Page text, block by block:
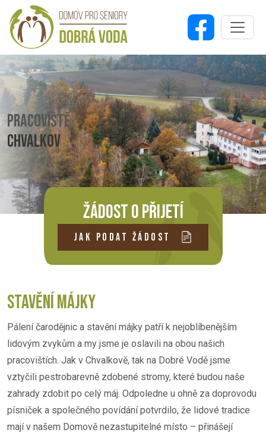
PRACOVIŠTĚ
CHVALKOV
ŽÁDOST O PŘIJETÍ
JAK PODAT ŽÁDOST
STAVĚNÍ MÁJKY
Pálení čarodějnic a stavění májky patří k nejoblíbenějším
lidovým zvykům a my jsme je oslavili na obou našich
pracovištích. Jak v Chvalkově, tak na Dobré Vodě jsme
vztyčili pestrobarevně zdobené stromy, které budou naše
zahrady zdobit po celý máj. Odpoledne u ohně za doprovodu
písniček a společného povídání potvrdilo, že lidové tradice
mají v našem Domově nezastupitelné místo – přinášejí